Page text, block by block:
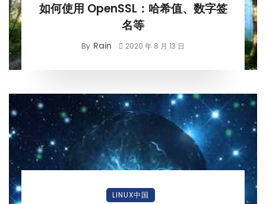
如何使用 OpenSSL：哈希值、数字签
名等
By Rain 2020 年 8 月 13 日
LINUX中国